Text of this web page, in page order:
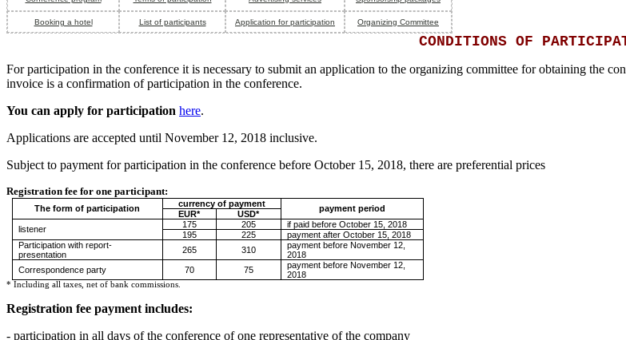
Booking a hotel List of participants Application for participation Organizing Committee
CONDITIONS OF
For participation in the conference it is necessary to submit an application to the organizing committee for obtaining the
invoice is a confirmation of participation in the conference.
You can apply for participation here.
Applications are accepted until November 12, 2018 inclusive.
Subject to payment for participation in the conference before October 15, 2018, there are preferential prices
Registration fee for one participant:
The form of participation currency of payment payment period
EUR*
USD*
listener
175 205
if paid before October 15, 2018
195
225 payment after October 15, 2018
Participation with report-
presentation
265 310
payment before November 12,
2018
Correspondence party
70 75 payment before November 12,
2018
* Including all taxes, net of bank commissions.
Registration fee payment includes:
- participation in all days of the conference of one representative of the company